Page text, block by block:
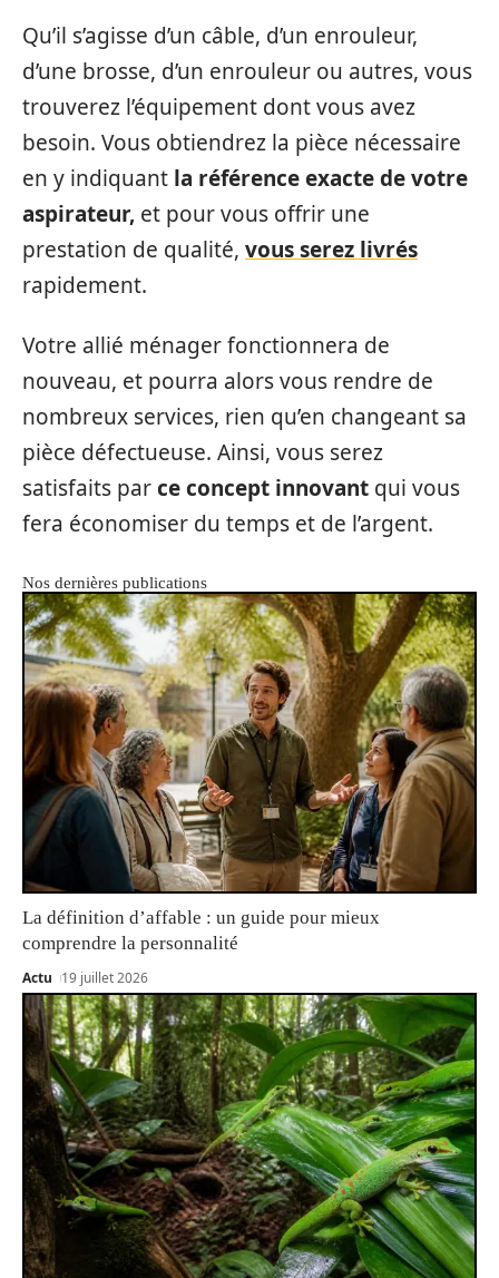
Qu’il s’agisse d’un câble, d’un enrouleur,
d’une brosse, d’un enrouleur ou autres, vous
trouverez l’équipement dont vous avez
besoin. Vous obtiendrez la pièce nécessaire
en y indiquant la référence exacte de votre
aspirateur, et pour vous offrir une
prestation de qualité, vous serez livrés
rapidement.
Votre allié ménager fonctionnera de
nouveau, et pourra alors vous rendre de
nombreux services, rien qu’en changeant sa
pièce défectueuse. Ainsi, vous serez
satisfaits parce concept innovant qui vous
fera économiser du temps et de l’argent.
Nos dernières publications
La définition d’affable : un guide pour mieux
comprendre la personnalité
Actu 19 juillet 2026